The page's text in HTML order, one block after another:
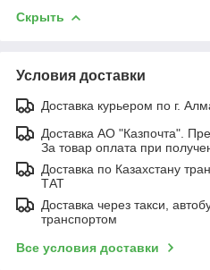
Скрыть
Условия доставки
Доставка курьером по г.
Доставка АО "Казпочта".
За товар оплата при
Доставка по Казахстану
ТАТ
Доставка через такси,
транспортом
Все условия доставки